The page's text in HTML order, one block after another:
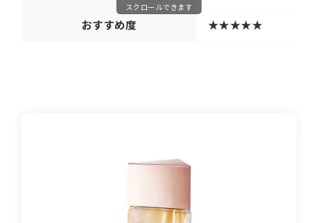
おすすめ度 ★★★★★
スクロールできます